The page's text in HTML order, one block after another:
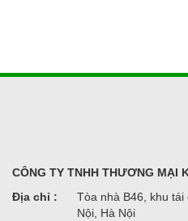
CÔNG TY TNHH THƯƠNG MẠI
Địa chỉ :
Tòa nhà B46, khu
Nội, Hà Nội